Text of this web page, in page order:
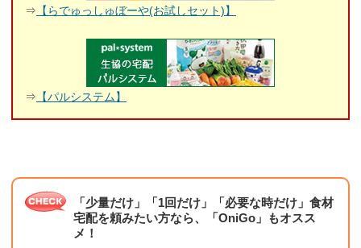
⇒ 【らでゅっしゅぼーや(お試しセット)】
⇒ 【パルシステム】
「少量だけ」「1回だけ」「必要な時だけ」食材
宅配を頼みたい方なら、「OniGo」もオスス
メ！